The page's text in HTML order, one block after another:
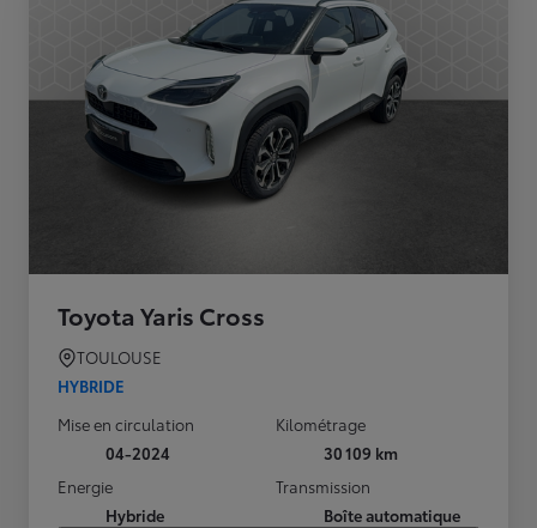
Toyota Yaris Cross
TOULOUSE
HYBRIDE
Mise en circulation
04-2024
Kilométrage
30 109 km
Energie
Hybride
Transmission
Boîte automatique